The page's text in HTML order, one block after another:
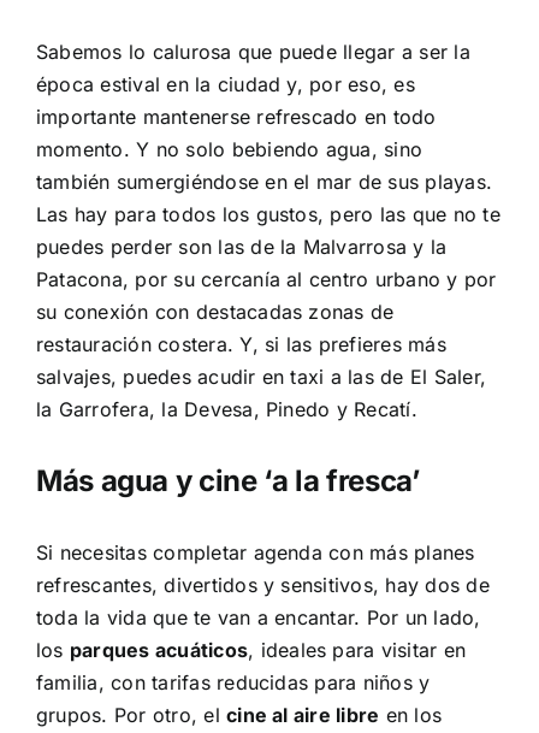
Sabemos lo calurosa que puede llegar a ser la
época estival en la ciudad y, por eso, es
importante mantenerse refrescado en todo
momento. Y no solo bebiendo agua, sino
también sumergiéndose en el mar de sus playas.
Las hay para todos los gustos, pero las que no te
puedes perder son las de la Malvarrosa y la
Patacona, por su cercanía al centro urbano y por
su conexión con destacadas zonas de
restauración costera. Y, si las prefieres más
salvajes, puedes acudir entaxi a las de El Saler,
la Garrofera, la Devesa, Pinedo y Recatí.
Más agua y cine ‘a la fresca’
Si necesitas completar agenda con más planes
refrescantes, divertidos y sensitivos, hay dos de
toda la vida que te van a encantar. Por un lado,
los parques acuáticos, ideales para visitar en
familia, con tarifas reducidas para niños y
grupos. Por otro, elcine al aire libre en los